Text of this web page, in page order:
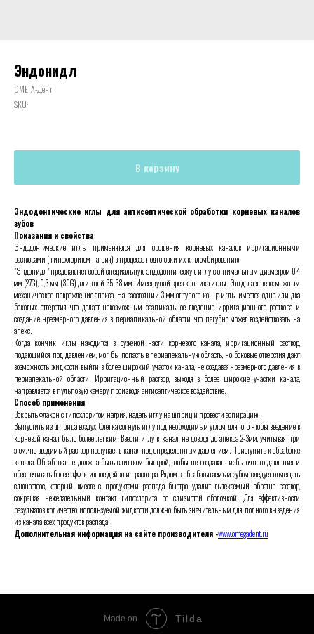
Эндонидл
ОМЕГА-Дент
SKU:
В корзину
Эндодонтические иглы для антисептической обработки корневых каналов
зубов
Показания и свойства
Эндодонтические иглы применяются для орошения корневых каналов ирригационными
растворами ( гипохлоритом натрия) в процессе подготовки их к пломбированию.
"Эндонидл" представляет собой специальную эндодонтическую иглу с оптимальным диаметром 0,4
мм (27G), 0,3 мм (30G) длинной 35-38 мм. Имеет тупой срез кончика иглы. Это делает невозможным
механическое повреждение апекса. На расстоянии 3 мм от тупого конца иглы имеется одно или два
боковых отверстия, что делает невозможным заапикальное введение ирригационного раствора и
создание чрезмерного давления в периапикальной области, что пагубно может воздействовать на
апекс.
Когда кончик иглы находится в суженой части корневого канала, ирригационный раствор,
подающийся под давлением, мог бы попасть в периапекальную область, но боковые отверстия дают
возможность жидкости выйти в более широкий участок канала, не создавая чрезмерного давления в
периапекальной области. Ирригационный раствор, выходя в более широкие участки канала,
направляется в пульповую камеру, производя антисептическое воздействие.
Способ применения
Вскрыть флакон с гипохлоритом натрия, надеть иглу на шприц и провести аспирацию.
Выпустить из шприца воздух. Слегка согнуть иглу под необходимым углом, для того, чтобы введение в
корневой канал было более легким. Ввести иглу в канал, не доводя до апекса 2-3мм, учитывая при
этом, что вводимый раствор поступает в канал под определенным давлением. Приступить к обработке
канала. Обработка не должна быть слишком быстрой, чтобы не создавать избыточного давления и
обеспечивать более эффективное действие раствора. Рядом с обрабатываемым зубом следует помещать
слюноотсос, который вместе с продуктами распада быстро удалит вытекаемый обратно раствор,
сокращая нежелательный контакт гипохлорита со слизистой оболочкой. Для эффективности
результатов количество используемой жидкости должно быть значительным для полного выведения
из канала всех продуктов распада.
Дополнительная информация на сайте производителя -www.omegadent.ru
Made on Tilda